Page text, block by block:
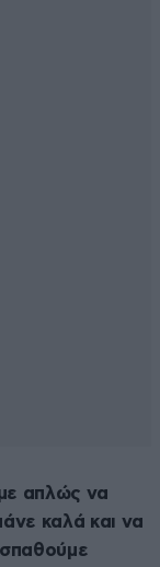
απλώς να
καλά και να